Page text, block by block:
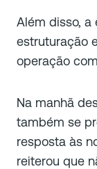
Além disso, a
estruturação
operação
Na manhã
também se
resposta às
reiterou que